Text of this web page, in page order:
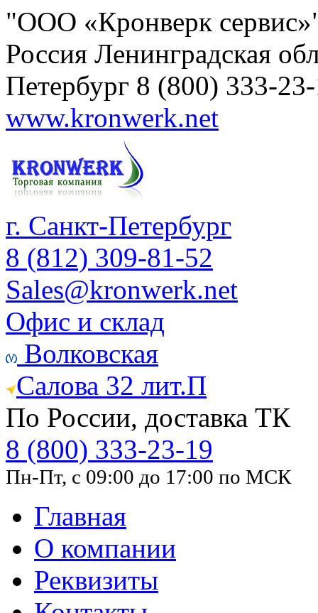
"ООО «Кронверк
Россия Ленинградская
Петербург 8 (800) 333-
www.kronwerk.net
г. Санкт-Петербург
8 (812) 309-81-52
Sales@kronwerk.net
Офис и склад
Волковская
Салова 32 лит.П
По России, доставка ТК
8 (800) 333-23-19
Пн-Пт, с 09:00 до 17:00 по МСК
Главная
О компании
Реквизиты